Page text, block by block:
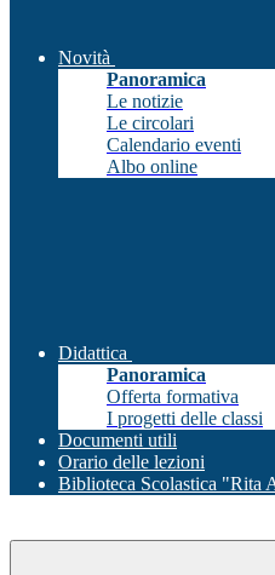
Novità
Panoramica
Le notizie
Le circolari
Calendario eventi
Albo online
Didattica
Panoramica
Offerta formativa
I progetti delle classi
Documenti utili
Orario delle lezioni
Biblioteca Scolastica "Rita